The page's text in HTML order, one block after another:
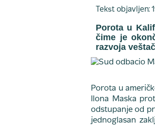
Tekst objavljen:
Porota u
čime je
razvoja
Porota u
Ilona Maska
odstupanje od
jednoglasan